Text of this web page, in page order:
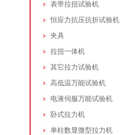
表带拉扭试验机
恒应力抗压抗折试验机
夹具
拉扭一体机
其它拉力试验机
高低温万能试验机
电液伺服万能试验机
卧式拉力机
单柱数显微型拉力机